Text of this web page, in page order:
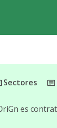
Sectores
es